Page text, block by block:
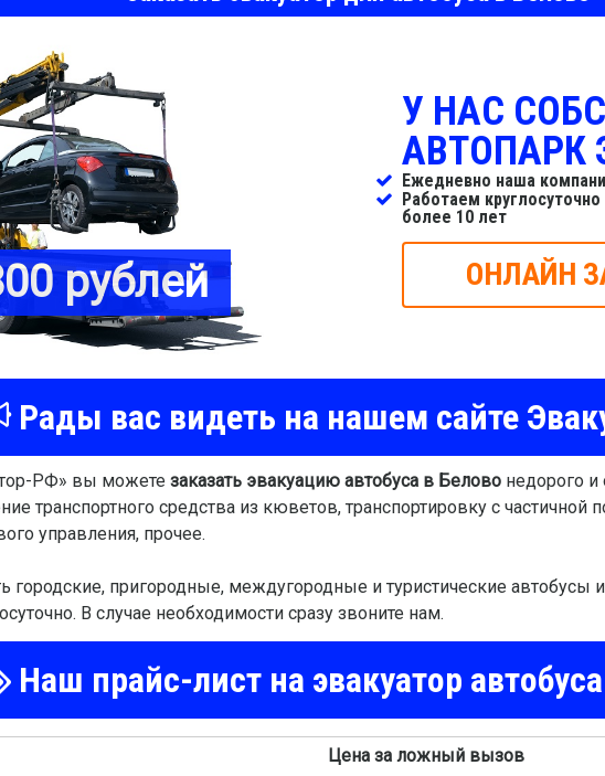
рублей
У НАС
АВТОПАРК
Ежедневно наша
Работаем
более 10 лет
ОНЛАЙН
Рады вас видеть на нашем сайте
РФ» вы можете заказать эвакуацию автобуса в Белово недорого
транспортного средства из кюветов, транспортировку с частичной
управления, прочее.
городские, пригородные, междугородные и туристические автобусы
В случае необходимости сразу звоните нам.
Наш прайс-лист на эвакуатор
Цена за ложный вызов